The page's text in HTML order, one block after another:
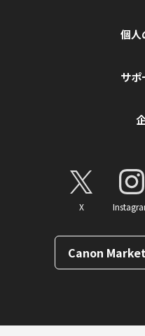
個人
サポ
X
Canon